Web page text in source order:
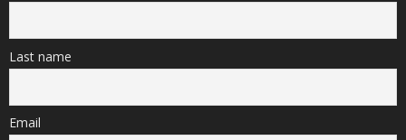
Last name
Email